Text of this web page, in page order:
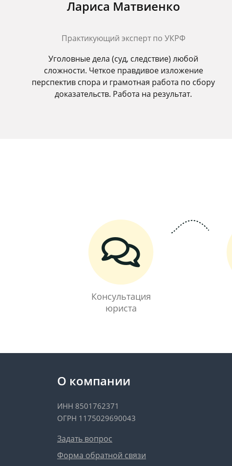
Лариса Матвиенко
Практикующий эксперт по УКРФ
Уголовные дела (суд, следствие) любой
сложности. Четкое правдивое изложение
перспектив спора и грамотная работа по сбору
доказательств. Работа на результат.
Консультация
юриста
О компании
ИНН 8501762371
ОГРН 1175029690043
Задать вопрос
Форма обратной связи